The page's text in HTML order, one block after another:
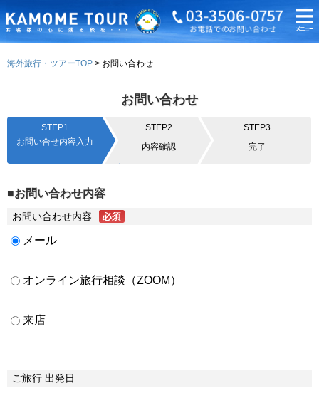
海外旅行・ツアーTOP お問い合わせ
お問い合わせ
STEP1
お問い合せ内容入力
STEP2
内容確認
STEP3
完了
■お問い合わせ内容
お問い合わせ内容
メール
オンライン旅行相談（ZOOM）
来店
ご旅行 出発日